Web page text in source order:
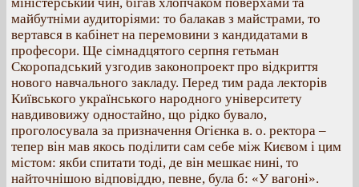
майбутніми аудиторіями: то балакав з майстрами, то
вертався в кабінет на перемовини з кандидатами в
професори. Ще сімнадцятого серпня гетьман
Скоропадський узгодив законопроект про відкриття
нового навчального закладу. Перед тим рада лекторів
Київського українського народного університету
навдивовижу одностайно, що рідко бувало,
проголосувала за призначення Огієнка в. о. ректора –
тепер він мав якось поділити сам себе між Києвом і цим
містом: якби спитати тоді, де він мешкає нині, то
найточнішою відповіддю, певне, була б: «У вагоні».